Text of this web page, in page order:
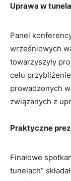
Uprawa w
Panel
wrześniowych
towarzyszyły
celu
prowadzonych
związanych z
Praktyczne
Finałowe
tunelach”